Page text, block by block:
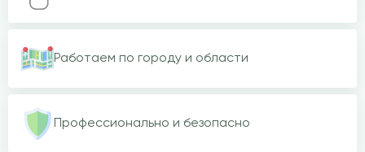
Работаем по городу и области
Профессионально и безопасно